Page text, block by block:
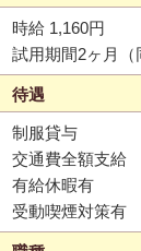
時給 1,160円
試用期間2ヶ月
待遇
制服貸与
交通費全額支給
有給休暇有
受動喫煙対策有